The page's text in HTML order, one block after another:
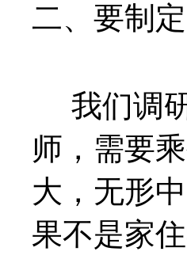
二、要制
我们调研
师，需要
大，无形
果不是家